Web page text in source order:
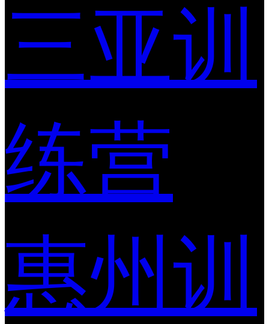
三亚训
练营
惠州训